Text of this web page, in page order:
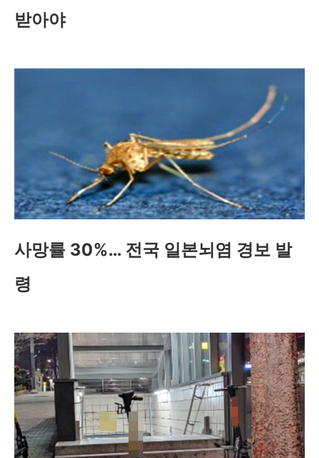
받아야
사망률 30%… 전국 일본뇌염 경보 발
령